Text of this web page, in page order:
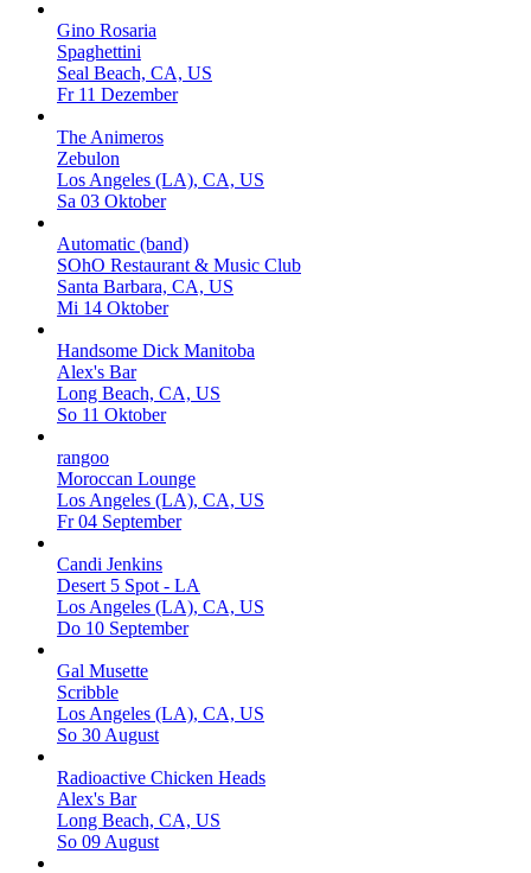
Gino Rosaria
Spaghettini
Seal Beach, CA, US
Fr 11 Dezember
The Animeros
Zebulon
Los Angeles (LA), CA, US
Sa 03 Oktober
Automatic (band)
SOhO Restaurant & Music Club
Santa Barbara, CA, US
Mi 14 Oktober
Handsome Dick Manitoba
Alex's Bar
Long Beach, CA, US
So 11 Oktober
rangoo
Moroccan Lounge
Los Angeles (LA), CA, US
Fr 04 September
Candi Jenkins
Desert 5 Spot - LA
Los Angeles (LA), CA, US
Do 10 September
Gal Musette
Scribble
Los Angeles (LA), CA, US
So 30 August
Radioactive Chicken Heads
Alex's Bar
Long Beach, CA, US
So 09 August